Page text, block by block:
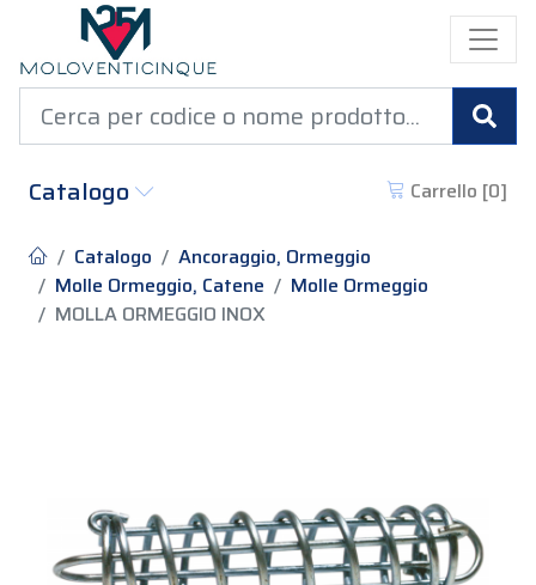
Catalogo
Carrello [0]
Catalogo
Ancoraggio, Ormeggio
Molle Ormeggio, Catene
Molle Ormeggio
MOLLA ORMEGGIO INOX